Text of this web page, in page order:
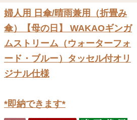
婦人用 日傘/晴雨兼用（折畳み
傘）
【母の日】 WAKAOギンガ
ムストリーム（ウォーターフォ
ード・ブルー）タッセル付オリ
ジナル仕様
*即納できます*